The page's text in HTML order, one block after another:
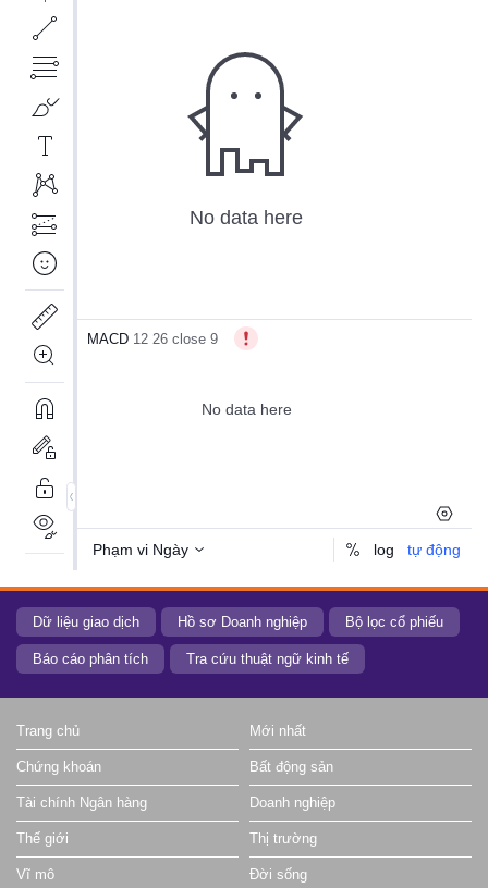
Dữ liệu giao dịch Hồ sơ Doanh nghiệp Bộ lọc cổ phiếu
Báo cáo phân tích Tra cứu thuật ngữ kinh tế
Trang chủ Mới nhất
Chứng khoán Bất động sản
Tài chính Ngân hàng Doanh nghiệp
Thế giới Thị trường
Vĩ mô Đời sống